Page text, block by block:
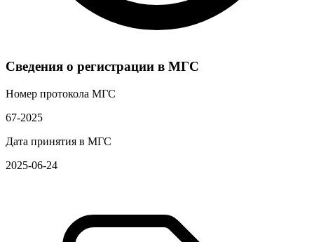
Сведения о регистрации в МГС
Номер протокола МГС
67-2025
Дата принятия в МГС
2025-06-24